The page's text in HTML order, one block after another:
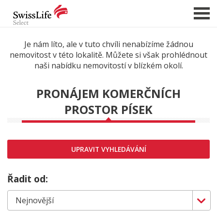
NABÍDKA NEMOVITOSTÍ
HLÍDAT NOVÉ NABÍDKY
CHCI OCENIT NEMOVITOST
REFERENCE
KARIÉRA
FINANCOVÁNÍ / HYPOTÉKA
Je nám líto, ale v tuto chvíli nenabízíme žádnou
nemovitost v této lokalitě. Můžete si však prohlédnout
naši nabídku nemovitostí v blízkém okolí.
PRONÁJEM KOMERČNÍCH
PROSTOR PÍSEK
UPRAVIT VYHLEDÁVÁNÍ
Řadit od: